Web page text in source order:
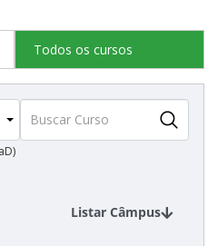
Seletivos
Todos os cursos
Listar Câmpus